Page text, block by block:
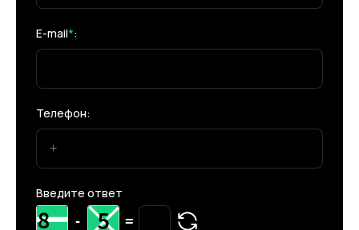
E-mail*:
Телефон:
Введите ответ
- =